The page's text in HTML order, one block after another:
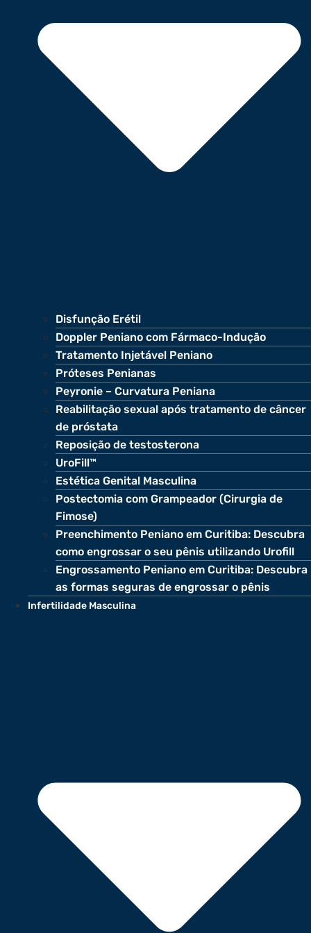
Disfunção Erétil
Doppler Peniano com Fármaco-Indução
Tratamento Injetável Peniano
Próteses Penianas
Peyronie – Curvatura Peniana
Reabilitação sexual após tratamento de câncer
de próstata
Reposição de testosterona
UroFill™
Estética Genital Masculina
Postectomia com Grampeador (Cirurgia de
Fimose)
Preenchimento Peniano em Curitiba: Descubra
como engrossar o seu pênis utilizando Urofill
Engrossamento Peniano em Curitiba: Descubra
as formas seguras de engrossar o pênis
Infertilidade Masculina